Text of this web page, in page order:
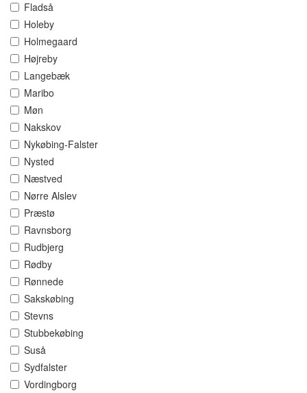
Fladså
Holeby
Holmegaard
Højreby
Langebæk
Maribo
Møn
Nakskov
Nykøbing-Falster
Nysted
Næstved
Nørre Alslev
Præstø
Ravnsborg
Rudbjerg
Rødby
Rønnede
Sakskøbing
Stevns
Stubbekøbing
Suså
Sydfalster
Vordingborg